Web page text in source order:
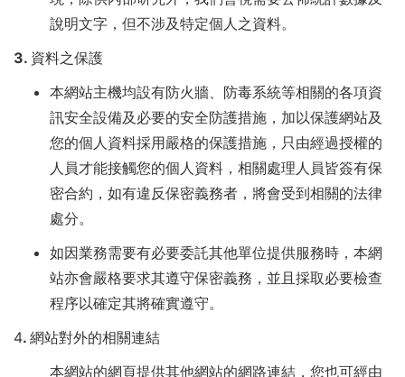
說明文字，但不涉及特定個人之資料。
3. 資料之保護
本網站主機均設有防火牆、防毒系統等相關的各項資
訊安全設備及必要的安全防護措施，加以保護網站及
您的個人資料採用嚴格的保護措施，只由經過授權的
人員才能接觸您的個人資料，相關處理人員皆簽有保
密合約，如有違反保密義務者，將會受到相關的法律
處分。
如因業務需要有必要委託其他單位提供服務時，本網
站亦會嚴格要求其遵守保密義務，並且採取必要檢查
程序以確定其將確實遵守。
4. 網站對外的相關連結
本網站的網頁提供其他網站的網路連結，您也可經由